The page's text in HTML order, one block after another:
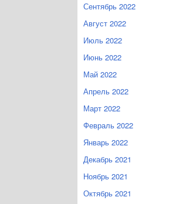
Сентябрь 2022
Август 2022
Июль 2022
Июнь 2022
Май 2022
Апрель 2022
Март 2022
Февраль 2022
Январь 2022
Декабрь 2021
Ноябрь 2021
Октябрь 2021